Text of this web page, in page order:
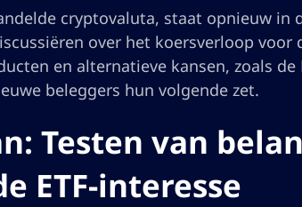
cryptovaluta, staat opnieuw
over het koersverloop voor
en alternatieve kansen, zoals de
beleggers hun volgende zet.
Testen van
ETF-interesse